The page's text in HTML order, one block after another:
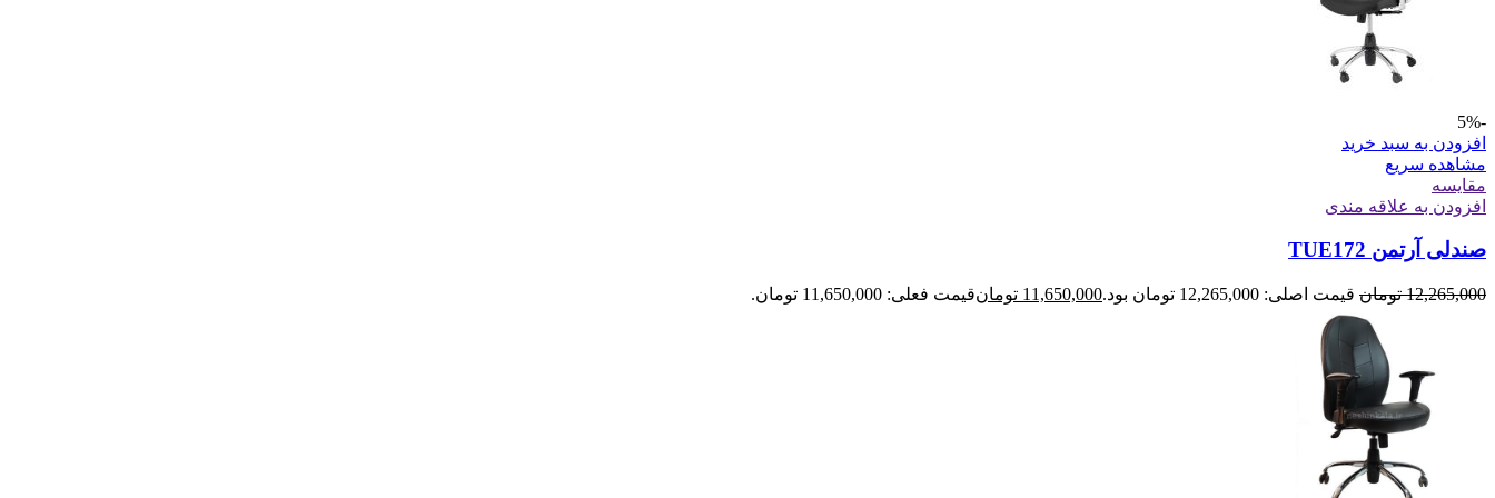
-5%
افزودن به سبد خرید
مشاهده سریع
مقایسه
افزودن به علاقه مندی
صندلی آرتمن TUE172
12,265,000 تومان قیمت اصلی: 12,265,000 تومان بود. 11,650,000 تومانقیمت فعلی: 11,650,000 تومان.